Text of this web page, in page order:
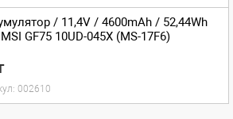
/ 11,4V / 4600mAh / 52,44Wh
GF75 10UD-045X (MS-17F6)
002610